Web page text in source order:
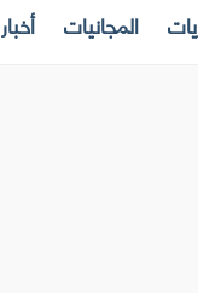
المجانيات أخبار